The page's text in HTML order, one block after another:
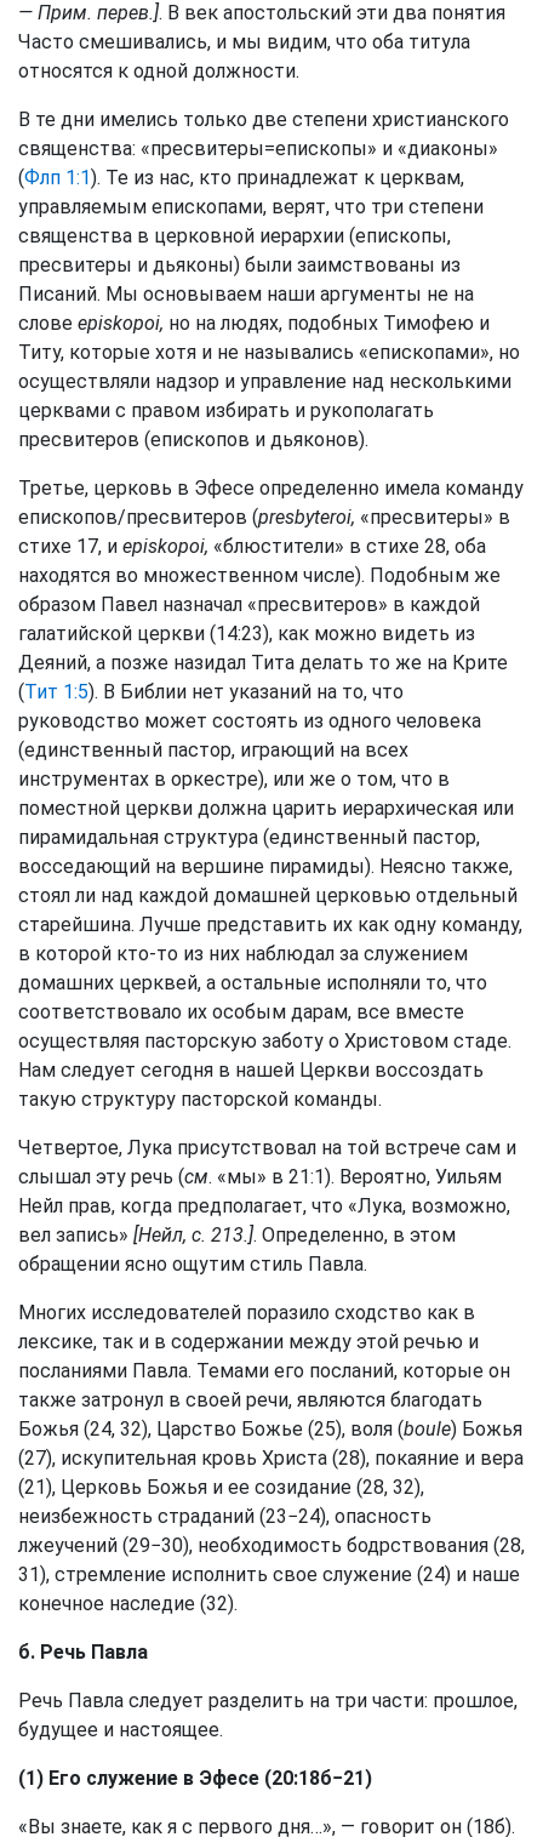
— Прим. перев.]. В век апостольский эти два понятия
Часто смешивались, и мы видим, что оба титула
относятся к одной должности.
В те дни имелись только две степени христианского
священства: «пресвитеры=епископы» и «диаконы»
(Флп 1:1). Те из нас, кто принадлежат к церквам,
управляемым епископами, верят, что три степени
священства в церковной иерархии (епископы,
пресвитеры и дьяконы) были заимствованы из
Писаний. Мы основываем наши аргументы не на
слове episkopoi, но на людях, подобных Тимофею и
Титу, которые хотя и не назывались «епископами», но
осуществляли надзор и управление над несколькими
церквами с правом избирать и рукополагать
пресвитеров (епископов и дьяконов).
Третье, церковь в Эфесе определенно имела команду
епископов/пресвитеров (presbyteroi, «пресвитеры» в
стихе 17, и episkopoi, «блюстители» в стихе 28, оба
находятся во множественном числе). Подобным же
образом Павел назначал «пресвитеров» в каждой
галатийской церкви (14:23), как можно видеть из
Деяний, а позже назидал Тита делать то же на Крите
(Тит 1:5). В Библии нет указаний на то, что
руководство может состоять из одного человека
(единственный пастор, играющий на всех
инструментах в оркестре), или же о том, что в
поместной церкви должна царить иерархическая или
пирамидальная структура (единственный пастор,
восседающий на вершине пирамиды). Неясно также,
стоял ли над каждой домашней церковью отдельный
старейшина. Лучше представить их как одну команду,
в которой кто-то из них наблюдал за служением
домашних церквей, а остальные исполняли то, что
соответствовало их особым дарам, все вместе
осуществляя пасторскую заботу о Христовом стаде.
Нам следует сегодня в нашей Церкви воссоздать
такую структуру пасторской команды.
Четвертое, Лука присутствовал на той встрече сам и
слышал эту речь (см. «мы» в 21:1). Вероятно, Уильям
Нейл прав, когда предполагает, что «Лука, возможно,
вел запись» [Нейл, с. 213.]. Определенно, в этом
обращении ясно ощутим стиль Павла.
Многих исследователей поразило сходство как в
лексике, так и в содержании между этой речью и
посланиями Павла. Темами его посланий, которые он
также затронул в своей речи, являются благодать
Божья (24, 32), Царство Божье (25), воля (boule) Божья
(27), искупительная кровь Христа (28), покаяние и вера
(21), Церковь Божья и ее созидание (28, 32),
неизбежность страданий (23−24), опасность
лжеучений (29−30), необходимость бодрствования (28,
31), стремление исполнить свое служение (24) и наше
конечное наследие (32).
б. Речь Павла
Речь Павла следует разделить на три части: прошлое,
будущее и настоящее.
(1) Его служение в Эфесе (20:18б−21)
«Вы знаете, как я с первого дня…», — говорит он (18б).